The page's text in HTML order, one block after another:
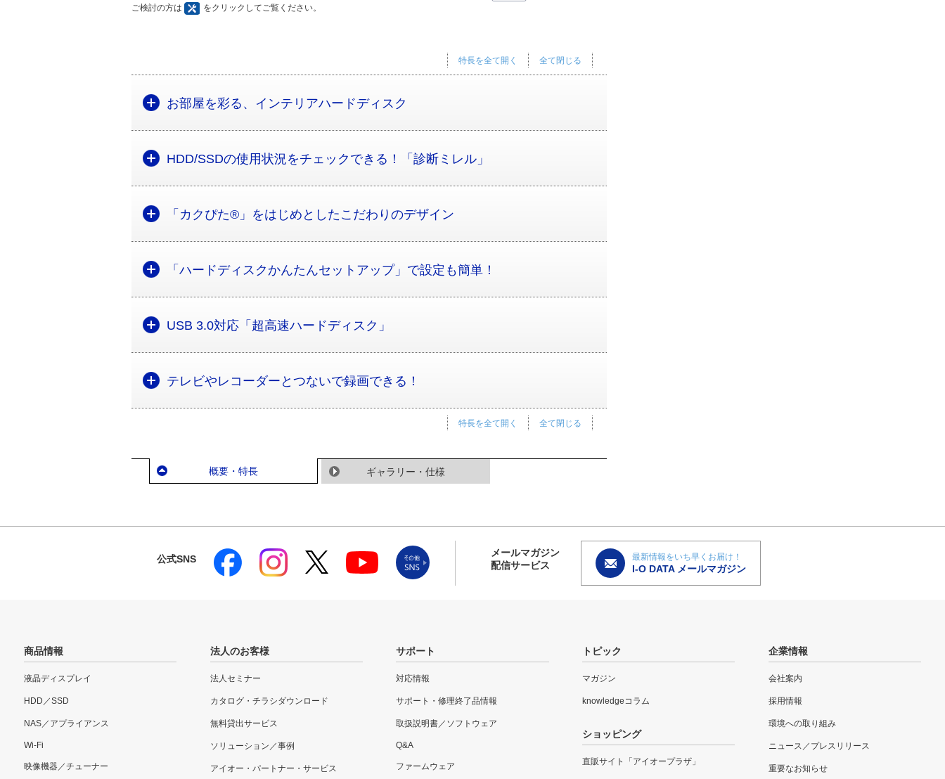
ご検討の方は
をクリックしてご覧ください。
全て閉じる
特長を全て開く
お部屋を彩る、インテリアハードディスク
HDD/SSDの使用状況をチェックできる！「診断ミレル」
「カクぴた®」をはじめとしたこだわりのデザイン
「ハードディスクかんたんセットアップ」で設定も簡単！
USB 3.0対応「超高速ハードディスク」
テレビやレコーダーとつないで録画できる！
全て閉じる
特長を全て開く
概要・特長 ギャラリー・仕様
公式SNS
メールマガジン
配信サービス
最新情報をいち早くお届け！
I-O DATA メールマガジン
商品情報
液晶ディスプレイ
HDD／SSD
NAS／アプライアンス
Wi-Fi
映像機器／チューナー
法人のお客様
法人セミナー
カタログ・チラシダウンロード
無料貸出サービス
ソリューション／事例
アイオー・パートナー・サービス
サポート
対応情報
サポート・修理終了品情報
取扱説明書／ソフトウェア
Q&A
ファームウェア
トピック
マガジン
knowledgeコラム
ショッピング
直販サイト「アイオープラザ」
企業情報
会社案内
採用情報
環境への取り組み
ニュース／プレスリリース
重要なお知らせ